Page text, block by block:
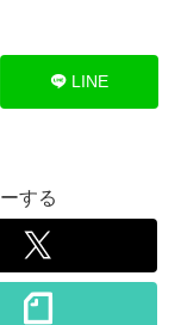
LINE
する